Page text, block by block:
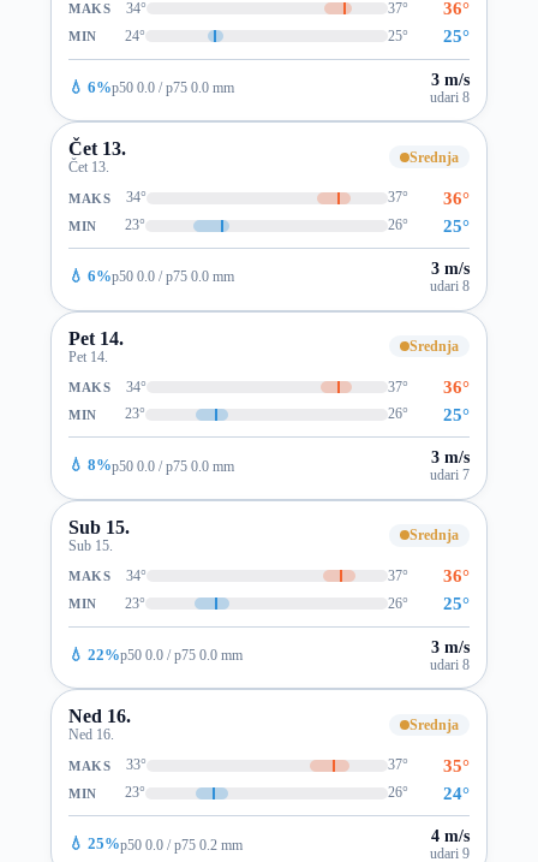
MAKS 34° 37° 36°
MIN 24° 25° 25°
💧 6%p50 0.0 / p75 0.0 mm 3 m/s
udari 8
Čet 13.
Čet 13.
Srednja
MAKS 34° 37° 36°
MIN 23° 26° 25°
💧 6%p50 0.0 / p75 0.0 mm 3 m/s
udari 8
Pet 14.
Pet 14.
Srednja
MAKS 34° 37° 36°
MIN 23° 26° 25°
💧 8%p50 0.0 / p75 0.0 mm 3 m/s
udari 7
Sub 15.
Sub 15.
Srednja
MAKS 34° 37° 36°
MIN 23° 26° 25°
💧 22%p50 0.0 / p75 0.0 mm 3 m/s
udari 8
Ned 16.
Ned 16.
Srednja
MAKS 33° 37° 35°
MIN 23° 26° 24°
💧 25%p50 0.0 / p75 0.2 mm 4 m/s
udari 9